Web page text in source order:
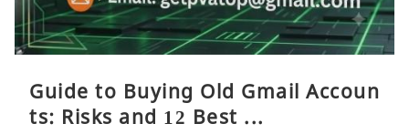
Guide to Buying Old Gmail Accoun
ts: Risks and 12 Best ...